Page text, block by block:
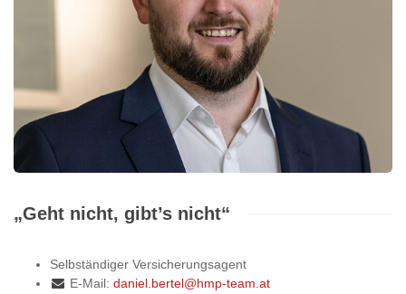
„Geht nicht, gibt’s nicht“
Selbständiger Versicherungsagent
E-Mail: daniel.bertel@hmp-team.at